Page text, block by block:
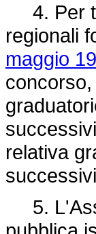
4. Per
regionali
maggio
relativa
5.